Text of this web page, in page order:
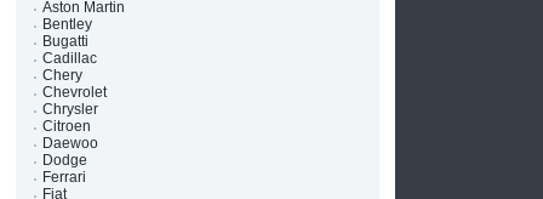
Aston Martin
Bentley
Bugatti
Cadillac
Chery
Chevrolet
Chrysler
Citroen
Daewoo
Dodge
Ferrari
Fiat